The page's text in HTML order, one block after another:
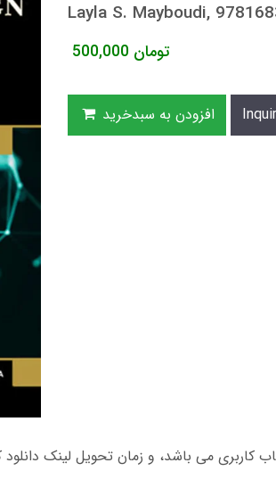
Layla S. Mayboudi,
500,000 تومان
افزودن به سبدخرید